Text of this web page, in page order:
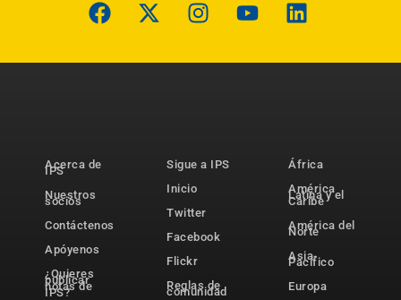
Acerca de
IPS
Nuestros
socios
Contáctenos
Apóyenos
¿Quieres
publicar
notas de
IPS?
Sigue a IPS
Inicio
Twitter
Facebook
Flickr
Reglas de
comunidad
África
América
Latina y el
Caribe
América del
Norte
Asia-
Pacífico
Europa